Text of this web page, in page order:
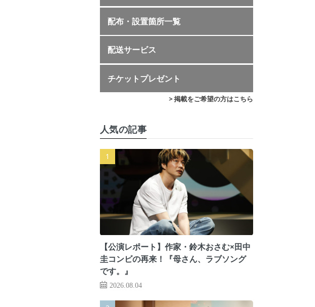
配布・設置箇所一覧
配送サービス
チケットプレゼント
> 掲載をご希望の方はこちら
人気の記事
【公演レポート】作家・鈴木おさむ×田中
圭コンビの再来！『母さん、ラブソング
です。』
2026.08.04